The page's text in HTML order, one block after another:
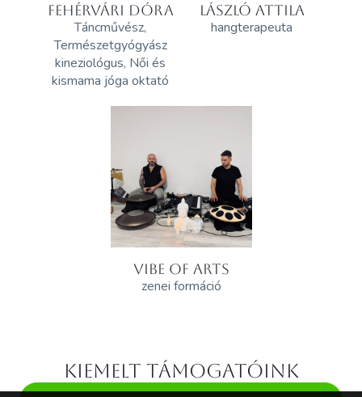
FEHÉRVÁRI DÓRA
Táncművész,
Természetgyógyász
kineziológus, Női és
kismama jóga oktató
LÁSZLÓ ATTILA
hangterapeuta
VIBE OF ARTS
zenei formáció
Kiemelt támogatóink